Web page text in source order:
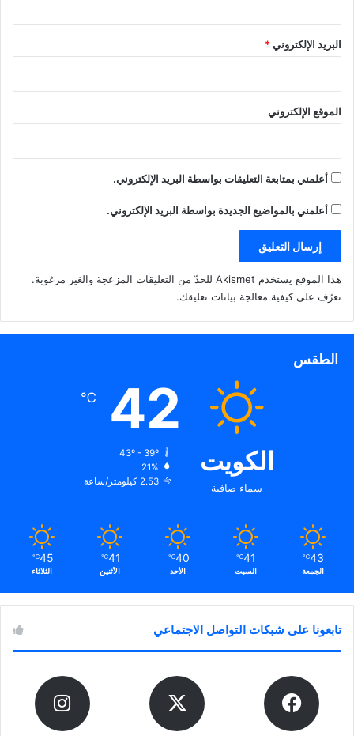
البريد الإلكتروني*
الموقع الإلكتروني
أعلمني بمتابعة التعليقات بواسطة البريد الإلكتروني.
أعلمني بالمواضيع الجديدة بواسطة البريد الإلكتروني.
هذا الموقع يستخدم Akismet للحدّ من التعليقات المزعجة والغير مرغوبة.
تعرّف على كيفية معالجة بيانات تعليقك.
الطقس
الكويت
سماء صافية
42
℃
43º - 39º
21%
2.53 كيلومتر/ساعة
43
℃
الجمعة
41
℃
السبت
40
℃
الأحد
41
℃
الأثنين
45
℃
الثلاثاء
تابعونا على شبكات التواصل الاجتماعي